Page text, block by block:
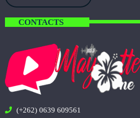
CONTACTS
(+262) 0639 609561